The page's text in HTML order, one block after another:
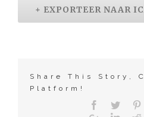
+ EXPORTEER NAAR
Share This Story,
Platform!